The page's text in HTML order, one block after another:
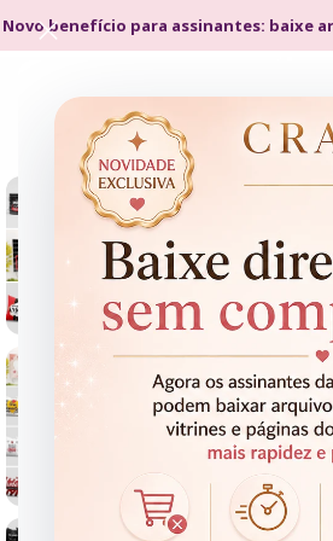
Novo benefício para assinantes: baixe
- 50%